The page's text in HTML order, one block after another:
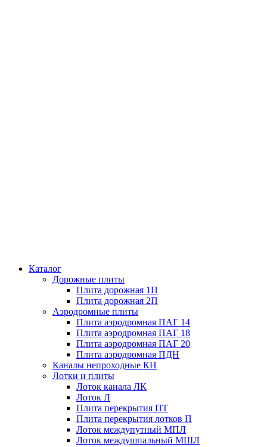
Каталог
Дорожные плиты
Плита дорожная 1П
Плита дорожная 2П
Аэродромные плиты
Плита аэродромная ПАГ 14
Плита аэродромная ПАГ 18
Плита аэродромная ПАГ 20
Плита аэродромная ПДН
Каналы непроходные КН
Лотки и плиты
Лоток канала ЛК
Лоток Л
Плита перекрытия ПТ
Плита перекрытия лотков П
Лоток междупутный МПЛ
Лоток междушпальный МШЛ